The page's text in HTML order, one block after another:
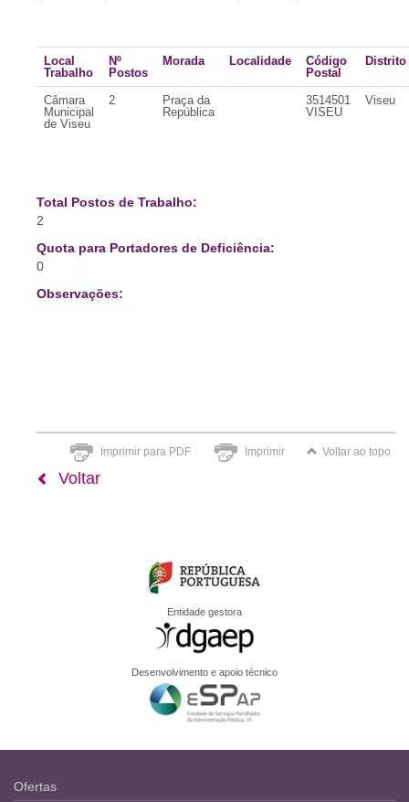
Local
Trabalho
Nº
Postos
Morada Localidade
Código
Postal
Distrito
Câmara
Municipal
de Viseu
2
Praça da
República
3514501
VISEU
Viseu
Total Postos de Trabalho:
2
Quota para Portadores de Deficiência:
0
Observações:
Imprimir para PDF Imprimir Voltar ao topo
Voltar
Entidade gestora
Desenvolvimento e apoio técnico
Ofertas